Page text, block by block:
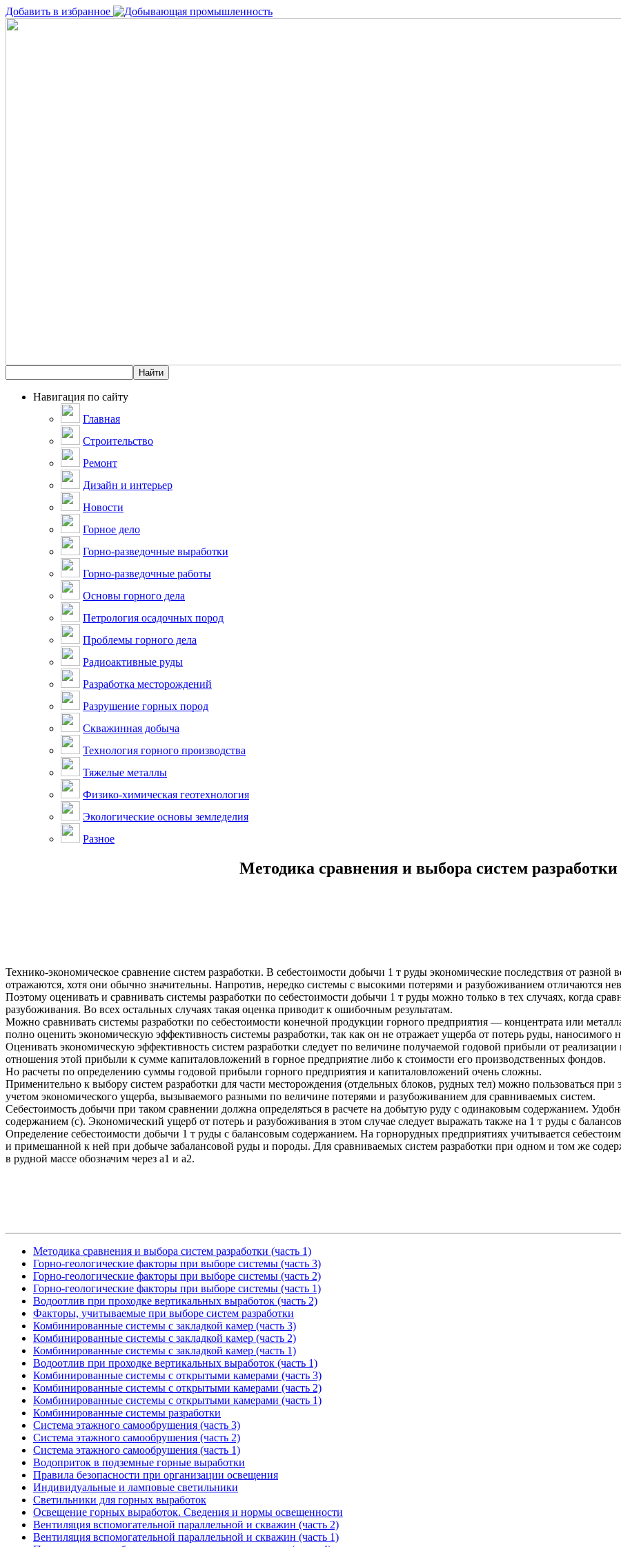
Добавить в избранное
Навигация по сайту
Главная
Строительство
Ремонт
Дизайн и интерьер
Новости
Горное дело
Горно-разведочные выработки
Горно-разведочные работы
Основы горного дела
Петрология осадочных пород
Проблемы горного дела
Радиоактивные руды
Разработка месторождений
Разрушение горных пород
Скважинная добыча
Технология горного производства
Тяжелые металлы
Физико-химическая геотехнология
Экологические основы земледелия
Разное
Методика сравнения и выбора систем разработки
Технико-экономическое сравнение систем разработки. В себестоимости добычи 1 т руды экономические последствия от
отражаются, хотя они обычно значительны. Напротив, нередко системы с высокими потерями и разубоживанием отличаются
Поэтому оценивать и сравнивать системы разработки по себестоимости добычи 1 т руды можно только в тех случаях, когда
разубоживания. Во всех остальных случаях такая оценка приводит к ошибочным результатам.
Можно сравнивать системы разработки по себестоимости конечной продукции горного предприятия — концентрата или
полно оценить экономическую эффективность системы разработки, так как он не отражает ущерба от потерь руды, наносимого
Оценивать экономическую эффективность систем разработки следует по величине получаемой годовой прибыли от
отношения этой прибыли к сумме капиталовложений в горное предприятие либо к стоимости его производственных фондов.
Но расчеты по определению суммы годовой прибыли горного предприятия и капиталовложений очень сложны.
Применительно к выбору систем разработки для части месторождения (отдельных блоков, рудных тел) можно пользоваться
учетом экономического ущерба, вызываемого разными по величине потерями и разубоживанием для сравниваемых систем.
Себестоимость добычи при таком сравнении должна определяться в расчете на добытую руду с одинаковым содержанием.
содержанием (с). Экономический ущерб от потерь и разубоживания в этом случае следует выражать также на 1 т руды с
Определение себестоимости добычи 1 т руды с балансовым содержанием. На горнорудных предприятиях учитывается
и примешанной к ней при добыче забалансовой руды и породы. Для сравниваемых систем разработки при одном и том же
в рудной массе обозначим через а1 и а2.
Методика сравнения и выбора систем разработки (часть 1)
Горно-геологические факторы при выборе системы (часть 3)
Горно-геологические факторы при выборе системы (часть 2)
Горно-геологические факторы при выборе системы (часть 1)
Водоотлив при проходке вертикальных выработок (часть 2)
Факторы, учитываемые при выборе систем разработки
Комбинированные системы с закладкой камер (часть 3)
Комбинированные системы с закладкой камер (часть 2)
Комбинированные системы с закладкой камер (часть 1)
Водоотлив при проходке вертикальных выработок (часть 1)
Комбинированные системы с открытыми камерами (часть 3)
Комбинированные системы с открытыми камерами (часть 2)
Комбинированные системы с открытыми камерами (часть 1)
Комбинированные системы разработки
Система этажного самообрушения (часть 3)
Система этажного самообрушения (часть 2)
Система этажного самообрушения (часть 1)
Водоприток в подземные горные выработки
Правила безопасности при организации освещения
Индивидуальные и ламповые светильники
Светильники для горных выработок
Освещение горных выработок. Сведения и нормы освещенности
Вентиляция вспомогательной параллельной и скважин (часть 2)
Вентиляция вспомогательной параллельной и скважин (часть 1)